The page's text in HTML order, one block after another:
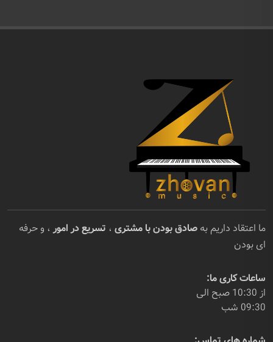
ما اعتقاد داریم به صادق بودن با مشتری ، تسریع در امور ، و حرفه
ای بودن
ساعات کاری ما:
از 10:30 صبح الی
09:30 شب